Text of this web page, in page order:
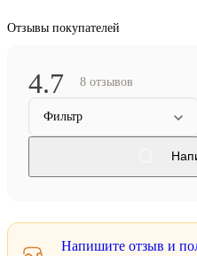
Отзывы покупателей
4.7 8 отзывов
Фильтр
Напишите отзыв и